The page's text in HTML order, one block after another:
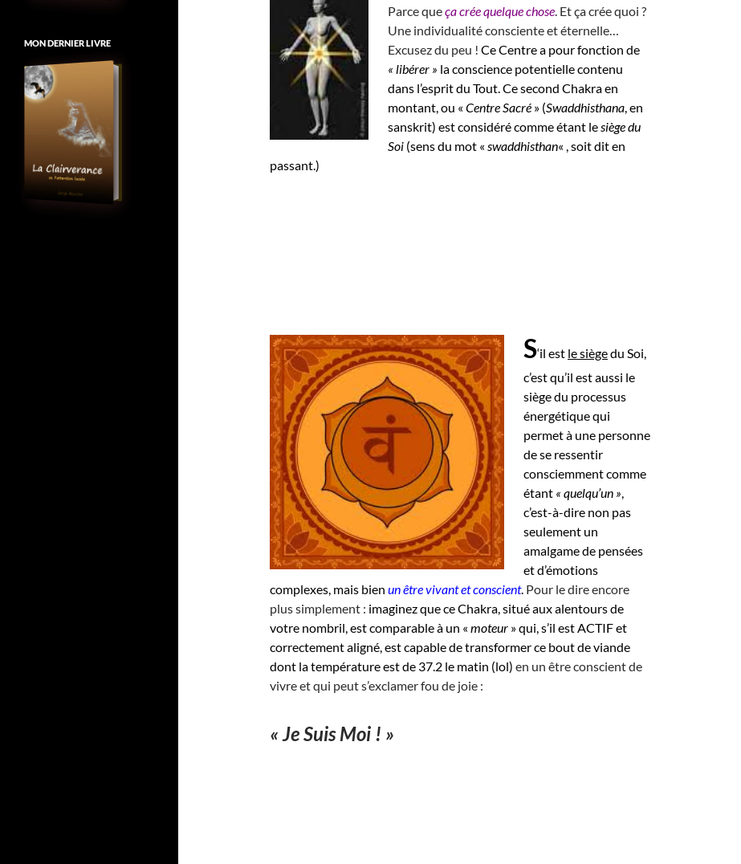
Parce queça crée quelque chose. Et ça crée quoi ?
Une individualité consciente et éternelle…
Excusez du peu ! Ce Centre a pour fonction de
« libérer » la conscience potentielle contenu
dans l’esprit du Tout.Ce second Chakra en
montant, ou « Centre Sacré » (Swaddhisthana, en
sanskrit) est considéré comme étant lesiège du
Soi (sens du mot « swaddhisthan« , soit dit en
passant.)
S‘il est le siègedu Soi,
c’est qu’il est aussi le
siège du processus
énergétique qui
permet à une personne
de se ressentir
consciemment comme
étant « quelqu’un »,
c’est-à-dire non pas
seulement un
amalgame de pensées
et d’émotions
complexes, mais bien un être vivant et conscient. Pour le dire encore
plus simplement : imaginez que ce Chakra, situé aux alentours de
votre nombril, est comparable à un « moteur » qui, s’il est ACTIF et
correctement aligné, est capable de transformer ce bout de viande
dont la température est de 37.2 le matin (lol) en un être conscient de
vivre et qui peut s’exclamer fou de joie :
« Je Suis Moi ! »
MON DERNIER LIVRE